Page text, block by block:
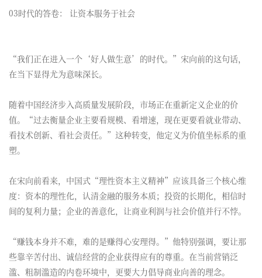
03时代的答卷： 让资本服务于社会
“我们正在进入一个‘好人做生意’的时代。”宋向前的这句话，
在当下显得尤为意味深长。
随着中国经济步入高质量发展阶段，市场正在重新定义企业的价
值。“过去衡量企业主要看规模、看增速，现在更要看就业带动、
看技术创新、看社会责任。”这种转变，他定义为价值坐标系的重
塑。
在宋向前看来，中国式“理性资本主义精神”应该具备三个核心维
度：资本的理性化，认清金融的服务本质；投资的长期化，相信时
间的复利力量；企业的善意化，让商业利润与社会价值并行不悖。
“赚钱本身并不难，难的是赚得心安理得。”他特别强调，要让那
些靠辛苦付出、诚信经营的企业获得应有的尊重。在当前营销泛
滥、粗制滥造的内卷环境中，更要大力倡导商业向善的理念。